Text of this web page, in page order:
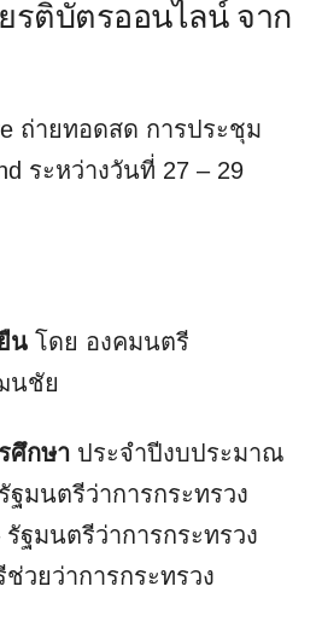
รติบัตรออนไลน์ จาก
ถ่ายทอดสด การประชุม
ระหว่างวันที่ 27 – 29
นโดย องคมนตรี
นชัย
ศึกษาประจำปีงบประมาณ
มนตรีว่าการกระทรวง
มนตรีว่าการกระทรวง
วยว่าการกระทรวง